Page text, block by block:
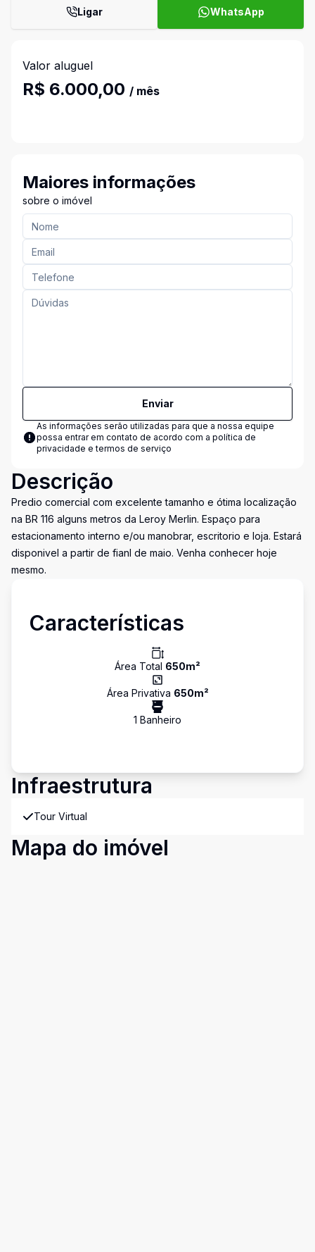
Ligar WhatsApp
Valor aluguel
R$ 6.000,00 / mês
Maiores informações
sobre o imóvel
Enviar
As informações serão utilizadas para que a nossa equipe
possa entrar em contato de acordo com a política de
privacidade e termos de serviço
Descrição
Predio comercial com excelente tamanho e ótima localização
na BR 116 alguns metros da Leroy Merlin. Espaço para
estacionamento interno e/ou manobrar, escritorio e loja. Estará
disponivel a partir de fianl de maio. Venha conhecer hoje
mesmo.
Características
Área Total 650m²
Área Privativa 650m²
1 Banheiro
Infraestrutura
Tour Virtual
Mapa do imóvel